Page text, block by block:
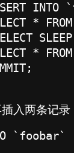
INTO
*
*
入两条记录